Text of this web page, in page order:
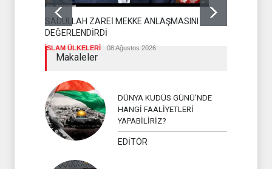
SADULLAH ZAREİ MEKKE ANLAŞMASINI
DEĞERLENDİRDİ
İSLAM ÜLKELERİ 08 Ağustos 2026
Makaleler
DÜNYA KUDÜS GÜNÜ’NDE
HANGİ FAALİYETLERİ
YAPABİLİRİZ?
EDİTÖR